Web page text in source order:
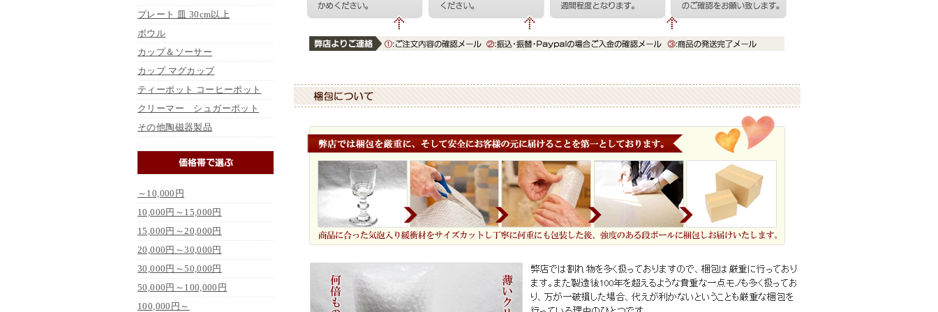
プレート 皿 30cm以上
ボウル
カップ＆ソーサー
カップ マグカップ
ティーポット コーヒーポット
クリーマー シュガーポット
その他陶磁器製品
～10,000円
10,000円～15,000円
15,000円～20,000円
20,000円～30,000円
30,000円～50,000円
50,000円～100,000円
100,000円～